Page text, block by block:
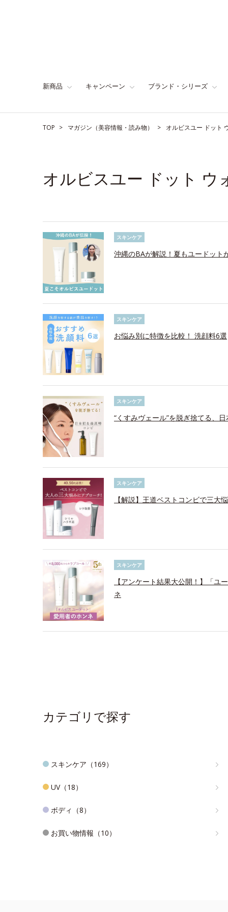
新商品 キャンペーン ブランド・シリーズ
TOP マガジン（美容情報・読み物） オルビスユー ドット
オルビスユー ドット ウ
スキンケア
沖縄のBAが解説！夏もユードット
スキンケア
お悩み別に特徴を比較！ 洗顔料6選
スキンケア
“くすみヴェール”を脱ぎ捨てる、
スキンケア
【解説】王道ベストコンビで三大
スキンケア
【アンケート結果大公開！】「ユ
ネ
カテゴリで探す
スキンケア（169）
UV（18）
ボディ（8）
お買い物情報（10）